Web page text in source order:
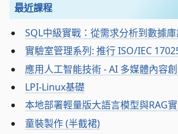
最近課程
SQL中級實戰：從需求分析到數據
實驗室管理系列: 推行 ISO/IEC
應用人工智能技術 - AI 多媒體內容
LPI-Linux基礎
本地部署輕量版大語言模型與RAG
童裝製作 (半截裙)